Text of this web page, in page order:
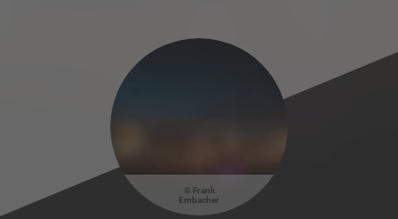
Frank
Embacher